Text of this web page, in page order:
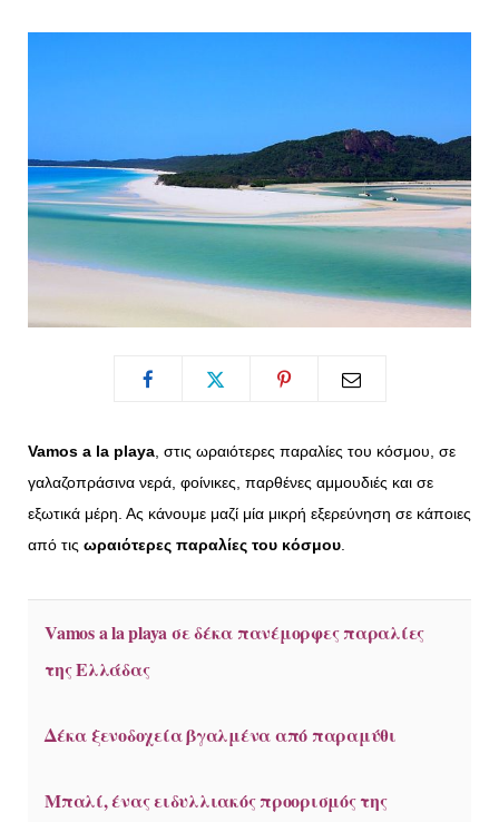
k e
r
a
m
s
t
Vamos a la playa, στις ωραιότερες παραλίες του κόσμου, σε
γαλαζοπράσινα νερά, φοίνικες, παρθένες αμμουδιές και σε
εξωτικά μέρη. Ας κάνουμε μαζί μία μικρή εξερεύνηση σε κάποιες
από τις ωραιότερες παραλίες του κόσμου.
Vamos a la playa σε δέκα πανέμορφες παραλίες
της Ελλάδας
Δέκα ξενοδοχεία βγαλμένα από παραμύθι
Μπαλί, ένας ειδυλλιακός προορισμός της